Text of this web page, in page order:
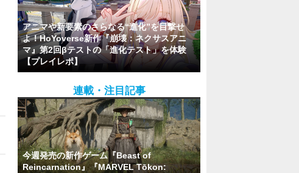
アニマや新要素のさらなる“進化”を目撃せ
よ！HoYoverse新作『崩壊：ネクサスアニ
マ』第2回βテストの「進化テスト」を体験
【プレイレポ】
連載・注目記事
今週発売の新作ゲーム『Beast of
Reincarnation』『MARVEL Tōkon: